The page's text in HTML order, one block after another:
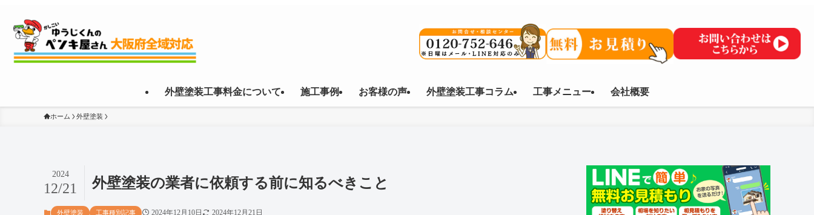
外壁塗装工事料金について 施工事例 お客様の声 外壁塗装工事コラム 工事メニュー 会社概要
ホーム 外壁塗装
外壁塗装の業者に依頼する前に知るべきこと
2024
12/21
外壁塗装 工事種別記事 2024年12月10日 2024年12月21日